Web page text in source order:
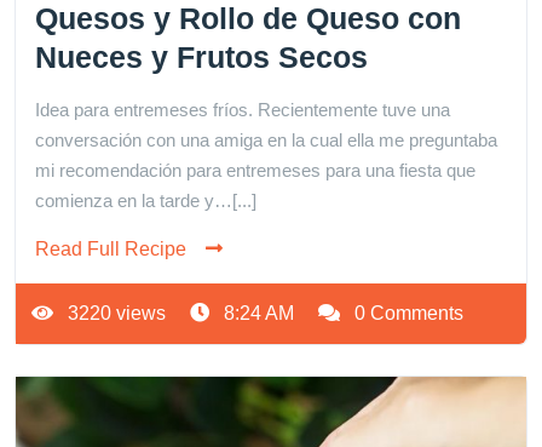
Quesos y Rollo de Queso con
Nueces y Frutos Secos
Idea para entremeses fríos. Recientemente tuve una
conversación con una amiga en la cual ella me preguntaba
mi recomendación para entremeses para una fiesta que
comienza en la tarde y…[...]
Read Full Recipe
3220 views 8:24 AM 0 Comments